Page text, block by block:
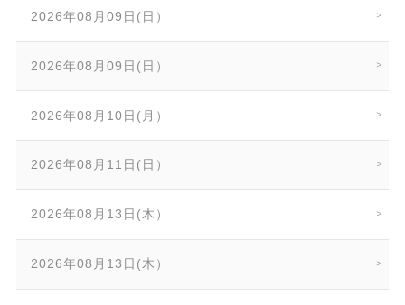
2026年08月09日(日）
2026年08月09日(日）
2026年08月10日(月）
2026年08月11日(日）
2026年08月13日(木）
2026年08月13日(木）